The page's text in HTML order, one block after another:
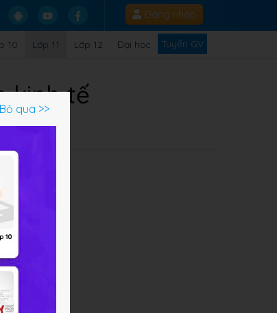
Đăng nhập
10 Lớp 11 Lớp 12 Đại học Tuyển GV
kinh tế
Bỏ qua >>